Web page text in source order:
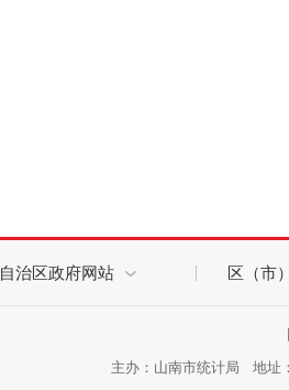
自治区政府网站 区（市
主办：山南市统计局 地址